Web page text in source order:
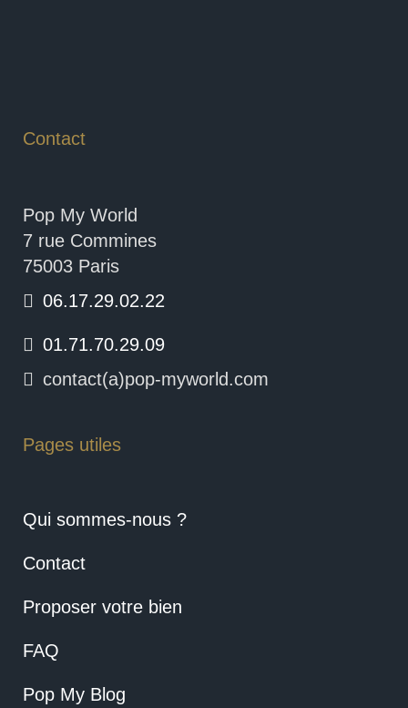
Contact
Pop My World
7 rue Commines
75003 Paris
06.17.29.02.22
01.71.70.29.09
contact(a)pop-myworld.com
Pages utiles
Qui sommes-nous ?
Contact
Proposer votre bien
FAQ
Pop My Blog